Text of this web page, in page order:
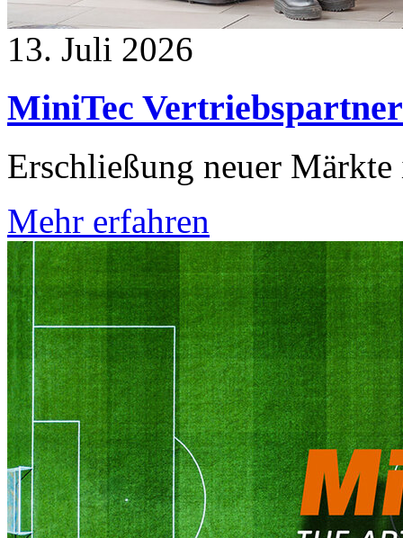
13. Juli 2026
MiniTec
Erschließung neuer
Mehr erfahren